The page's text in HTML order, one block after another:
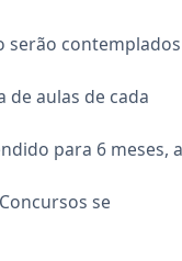
serão contemplados
aulas de cada
para 6 meses, a
se